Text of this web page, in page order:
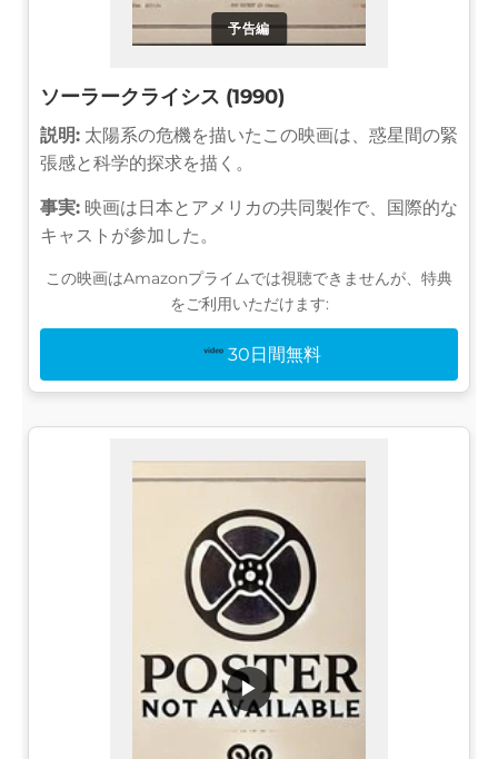
予告編
ソーラークライシス (1990)
説明: 太陽系の危機を描いたこの映画は、惑星間の緊
張感と科学的探求を描く。
事実: 映画は日本とアメリカの共同製作で、国際的な
キャストが参加した。
この映画はAmazonプライムでは視聴できませんが、特典
をご利用いただけます:
30日間無料
▶